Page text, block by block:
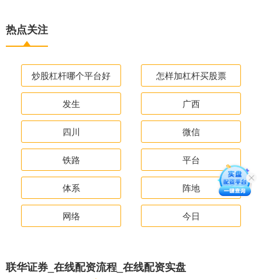
热点关注
炒股杠杆哪个平台好 怎样加杠杆买股票
发生 广西
四川 微信
铁路 平台
体系 阵地
网络 今日
联华证券_在线配资流程_在线配资实盘